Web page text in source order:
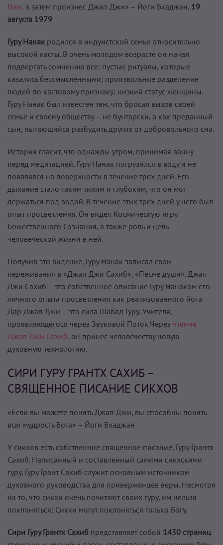
Нам, а затем произнес Джап Джи» – Йоги Бхаджан, 19
августа 1979
Гуру Нанак родился в индуистской семье относительно
высокой касты. В очень молодом возрасте он начал
подвергать сомнению все: пустые ритуалы, которые
казались бессмысленными; произвольное разделение
людей по кастовому признаку; низкий статус женщины.
Гуру Нанак был известен тем, что бросал вызов своей
семье и своему обществу – не бунтарски, а как преданный
сын, пытающийся разбудить других от добровольного сна.
История гласит, что однажды утром, принимая ванну
перед медитацией, Гуру Нанак погрузился в воду и не
появлялся на поверхности в течение трех дней. Его
дыхание стало таким тихим и глубоким, что он мог
держаться под водой. В течение этих трех дней у него был
опыт просветления. Он видел Космическую игру
Божественного Сознания, а также роль и цель
человеческой жизни в ней.
Получив это видение, Гуру Нанак записал свои
переживания в «Джап Джи Сахиб», «Песне души». Джап
Джи Сахиб – это собственное описание Гуру Нанаком его
личного опыта просветления как реализованного йога.
Дар Джап Джи – это сила Шабад Гуру, Учителя,
проявляющегося через Звуковой Поток.Через чтение
Джап Джи Сахиб, он принес человечеству новую
духовную технологию.
СИРИ ГУРУ ГРАНТХ САХИБ –
СВЯЩЕННОЕ ПИСАНИЕ СИКХОВ
«Если вы можете понять Джап Джи, вы способны понять
всю мудрость Бога» – Йоги Бхаджан
У сикхов есть собственное священное писание, Гуру Грантх
Сахиб. Написанный и составленный самими сикхскими
гуру, Гуру Грант Сахиб служит основным источником
духовного руководства для приверженцев веры. Несмотря
на то, что сикхи очень почитают своих гуру, им нельзя
поклоняться; Сикхи могут поклоняться только Богу.
Сири Гуру Грантх Сахиб представляет собой 1430 страниц